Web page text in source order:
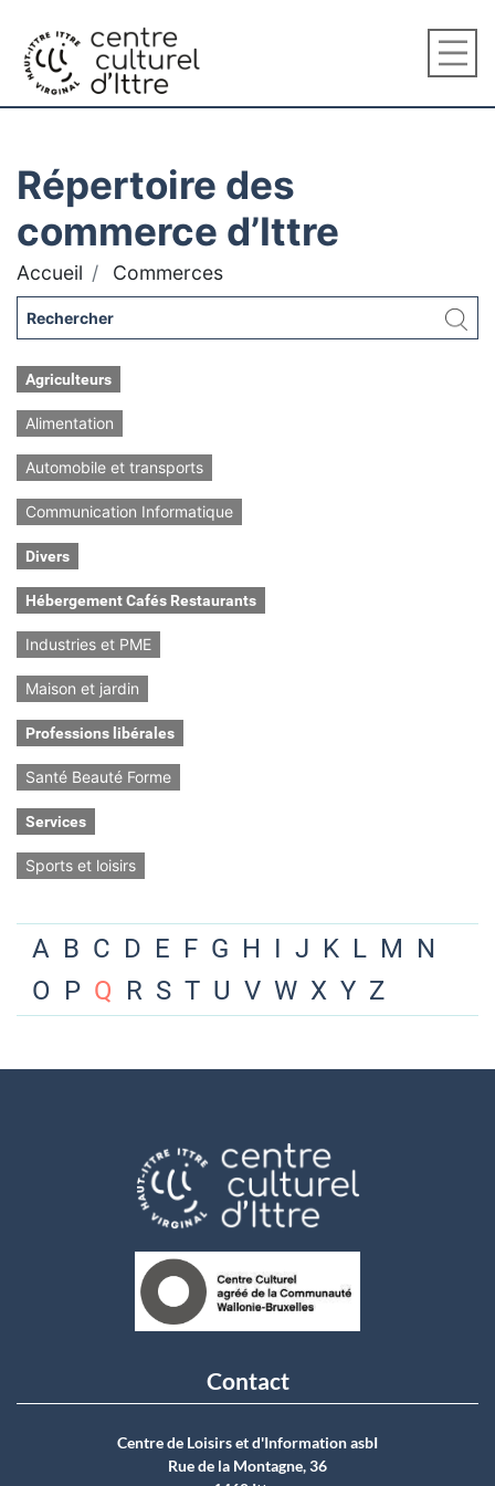
Répertoire des
commerce d’Ittre
Accueil Commerces
Agriculteurs
Alimentation
Automobile et transports
Communication Informatique
Divers
Hébergement Cafés Restaurants
Industries et PME
Maison et jardin
Professions libérales
Santé Beauté Forme
Services
Sports et loisirs
A B C D E F G H I J K L M N
O P Q R S T U V W X Y Z
Contact
Centre de Loisirs et d'Information asbI
Rue de la Montagne, 36